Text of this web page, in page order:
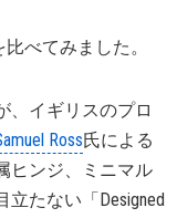
比べてみました。
、イギリスのプロ
Ross氏による
ヒンジ、ミニマル
たない「Designed